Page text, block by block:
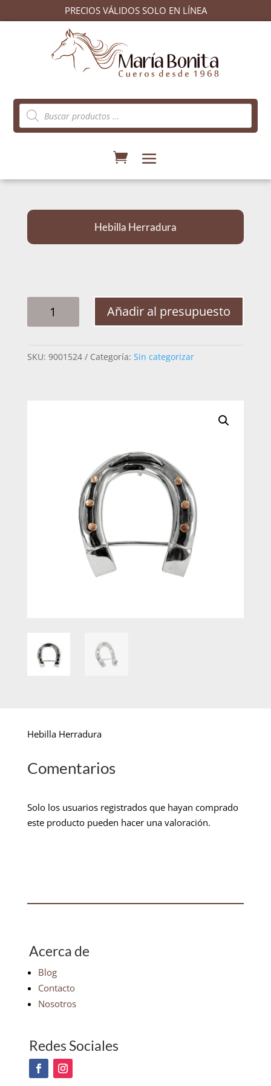
PRECIOS VÁLIDOS SOLO EN LÍNEA
Búsqueda
de
productos
Hebilla Herradura
HERRADURA
Añadir al presupuesto
SKU: 9001524 Categoría: Sin categorizar
Hebilla Herradura
Comentarios
Solo los usuarios registrados que hayan comprado
este producto pueden hacer una valoración.
Acerca de
Blog
Contacto
Nosotros
Redes Sociales